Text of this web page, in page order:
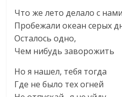
Что же лето делало с нами
Пробежали океан серых
Осталось одно,
Чем нибудь заворожить
Но я нашел, тебя тогда
Где не было тех огней